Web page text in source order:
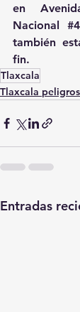
en
Nacional
también
fin.
Tlaxcala
Tlaxcala
Entradas